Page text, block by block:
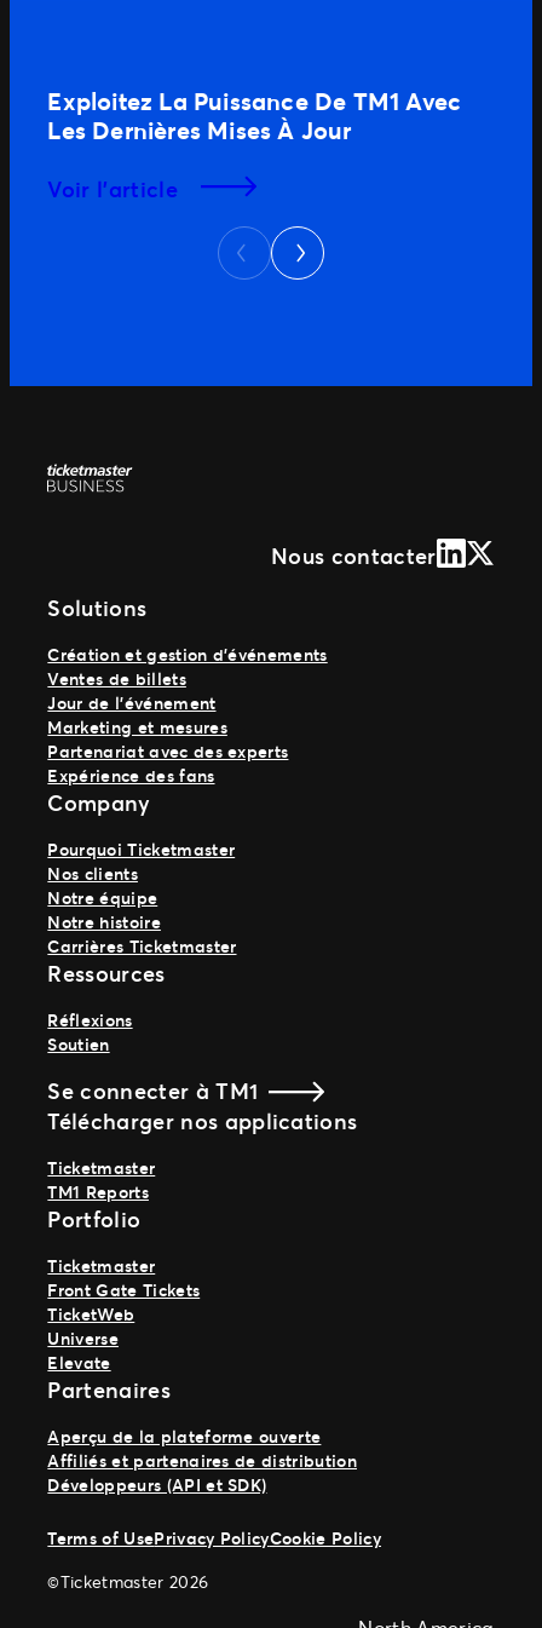
Exploitez La Puissance De TM1 Avec
Les Dernières Mises À Jour
Voir l’article
Précédent
Suivant
Nous contacterLinkedIn
X
Solutions
Création et gestion d’événements
Ventes de billets
Jour de l’événement
Marketing et mesures
Partenariat avec des experts
Expérience des fans
Company
Pourquoi Ticketmaster
Nos clients
Notre équipe
Notre histoire
Carrières Ticketmaster
Ressources
Réflexions
Soutien
Se connecter à TM1
Télécharger nos applications
Ticketmaster
TM1 Reports
Portfolio
Ticketmaster
Front Gate Tickets
TicketWeb
Universe
Elevate
Partenaires
Aperçu de la plateforme ouverte
Affiliés et partenaires de distribution
Développeurs (API et SDK)
Terms of UsePrivacy PolicyCookie Policy
©Ticketmaster 2026